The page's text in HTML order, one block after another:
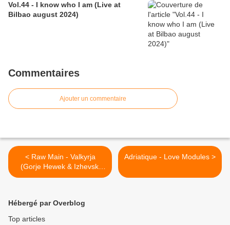
Vol.44 - I know who I am (Live at
Bilbao august 2024)
Commentaires
Ajouter un commentaire
< Raw Main - Valkyrja
(Gorje Hewek & Izhevski
Touch)
Adriatique - Love Modules >
Hébergé par Overblog
Top articles